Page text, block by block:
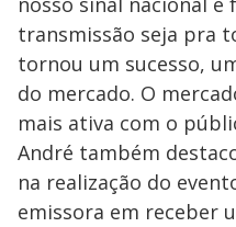
transmissão seja pra
tornou um sucesso,
do mercado. O
mais ativa com o
André também
na realização do
emissora em receber